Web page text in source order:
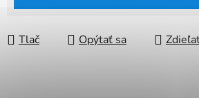
Tlač Opýtať sa